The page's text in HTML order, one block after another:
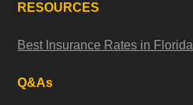
RESOURCES
Best Insurance Rates in Florida
Q&As